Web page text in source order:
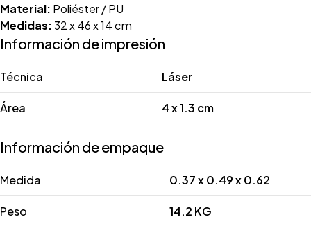
Material: Poliéster / PU
Medidas:32 x 46 x 14 cm
Información de impresión
Técnica Láser
Área 4 x 1.3 cm
Información de empaque
Medida 0.37 x 0.49 x 0.62
Peso 14.2 KG